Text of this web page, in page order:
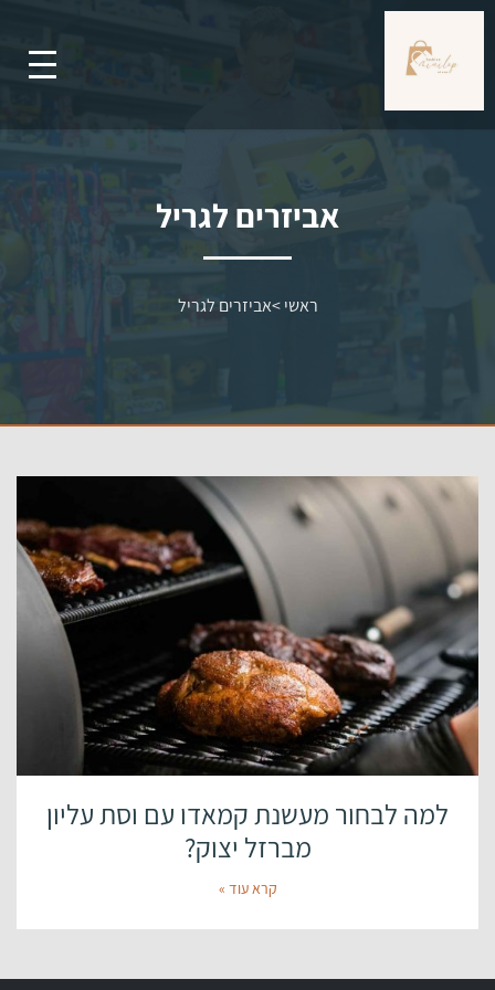
אביזרים לגריל
ראשי>אביזרים לגריל
למה לבחור מעשנת קמאדו עם וסת עליון
מברזל יצוק?
קרא עוד »